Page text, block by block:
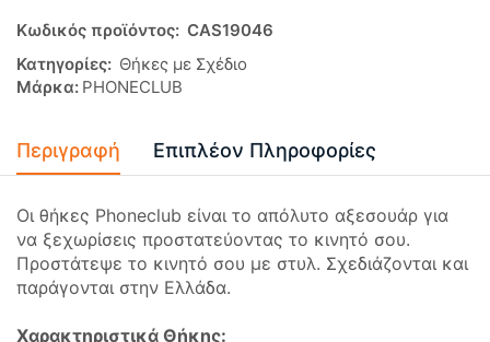
Κωδικός προϊόντος: CAS19046
Κατηγορίες: Θήκες με Σχέδιο
Μάρκα: PHONECLUB
Περιγραφή Επιπλέον Πληροφορίες
Οι θήκες Phoneclub είναι το απόλυτο αξεσουάρ για
να ξεχωρίσεις προστατεύοντας το κινητό σου.
Προστάτεψε το κινητό σου με στυλ. Σχεδιάζονται και
παράγονται στην Ελλάδα.
Χαρακτηριστικά Θήκης: